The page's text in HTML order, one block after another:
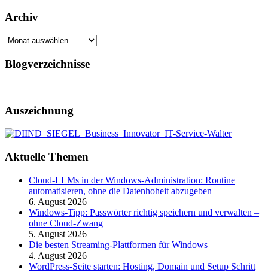
Archiv
Archiv
Blogverzeichnisse
Auszeichnung
Aktuelle Themen
Cloud-LLMs in der Windows-Administration: Routine
automatisieren, ohne die Datenhoheit abzugeben
6. August 2026
Windows-Tipp: Passwörter richtig speichern und verwalten –
ohne Cloud-Zwang
5. August 2026
Die besten Streaming-Plattformen für Windows
4. August 2026
WordPress-Seite starten: Hosting, Domain und Setup Schritt